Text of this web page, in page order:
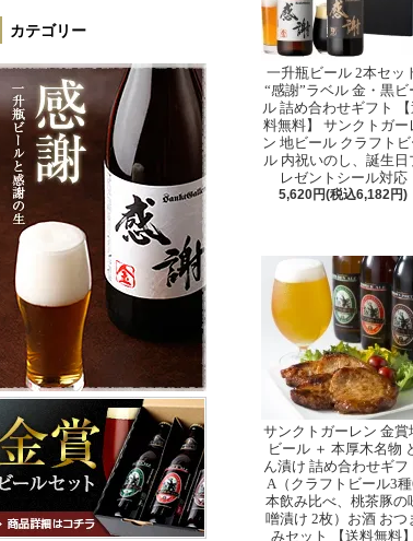
カテゴリー
一升瓶ビール 2本セッ
“感謝”ラベル 金・黒ビ
ル 詰め合わせギフト 【
料無料】 サンクトガー
ン 地ビール クラフトビ
ル 内祝いのし、誕生日
レゼントシール対応
5,620円(税込6,182円)
サンクトガーレン 金賞
ビール ＋ 本厚木名物
ん漬け 詰め合わせギフ
A（クラフトビール3
本飲み比べ、桃茶豚の
噌漬け 2枚）お酒 おつ
みセット 【送料無料】